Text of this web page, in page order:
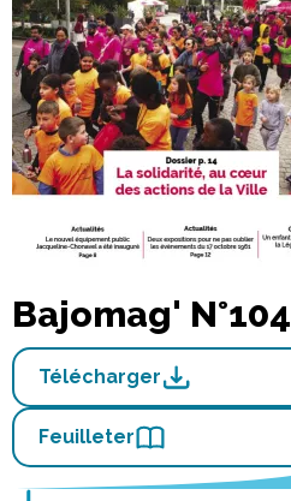
Bajomag' N°104
Télécharger
Feuilleter